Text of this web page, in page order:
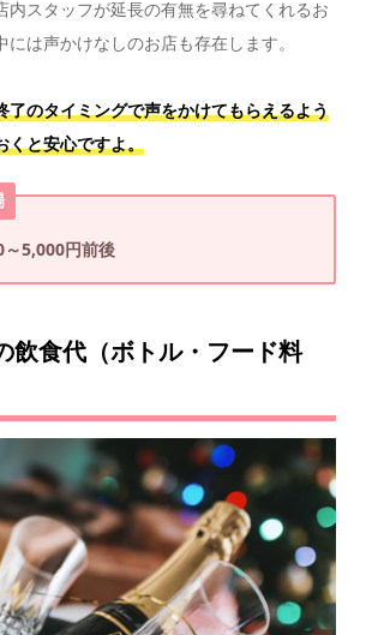
内スタッフが延長の有無を尋ねてくれるお
には声かけなしのお店も存在します。
了のタイミングで声をかけてもらえるよう
と安心ですよ。
5,000円前後
飲食代（ボトル・フード料